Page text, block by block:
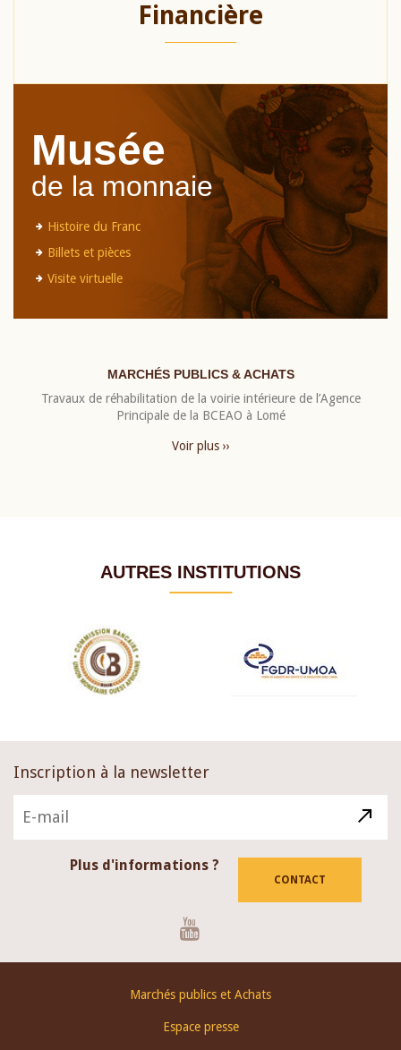
Financière
Musée
de la monnaie
Histoire du Franc
Billets et pièces
Visite virtuelle
MARCHÉS PUBLICS & ACHATS
Travaux de réhabilitation de la voirie intérieure de l’Agence
Principale de la BCEAO à Lomé
Voir plus ››
AUTRES INSTITUTIONS
Inscription à la newsletter
Plus d'informations ?
CONTACT
Marchés publics et Achats
Espace presse